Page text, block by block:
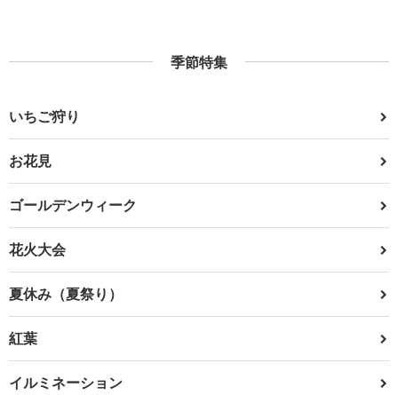
季節特集
いちご狩り
お花見
ゴールデンウィーク
花火大会
夏休み（夏祭り）
紅葉
イルミネーション